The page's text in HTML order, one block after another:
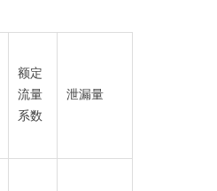
额定
流量
系数
泄漏量